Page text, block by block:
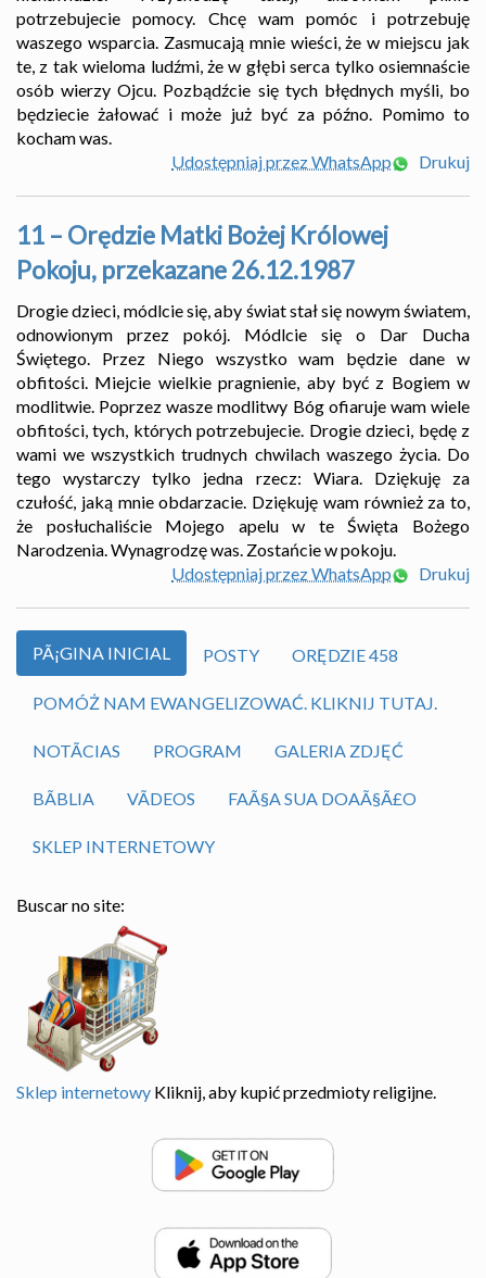
potrzebujecie pomocy. Chcę wam pomóc i potrzebuję
waszego wsparcia. Zasmucają mnie wieści, że w miejscu jak
te, z tak wieloma ludźmi, że w głębi serca tylko osiemnaście
osób wierzy Ojcu. Pozbądźcie się tych błędnych myśli, bo
będziecie żałować i może już być za późno. Pomimo to
kocham was.
Udostępniaj przez WhatsApp
Drukuj
11 – Orędzie Matki Bożej Królowej
Pokoju, przekazane 26.12.1987
Drogie dzieci, módlcie się, aby świat stał się nowym światem,
odnowionym przez pokój. Módlcie się o Dar Ducha
Świętego. Przez Niego wszystko wam będzie dane w
obfitości. Miejcie wielkie pragnienie, aby być z Bogiem w
modlitwie. Poprzez wasze modlitwy Bóg ofiaruje wam wiele
obfitości, tych, których potrzebujecie. Drogie dzieci, będę z
wami we wszystkich trudnych chwilach waszego życia. Do
tego wystarczy tylko jedna rzecz: Wiara. Dziękuję za
czułość, jaką mnie obdarzacie. Dziękuję wam również za to,
że posłuchaliście Mojego apelu w te Święta Bożego
Narodzenia. Wynagrodzę was. Zostańcie w pokoju.
Udostępniaj przez WhatsApp
Drukuj
PÃ¡GINA INICIAL POSTY ORĘDZIE 458
POMÓŻ NAM EWANGELIZOWAĆ. KLIKNIJ TUTAJ.
NOTÃ­CIAS PROGRAM GALERIA ZDJĘĆ
BÃ­BLIA VÃ­DEOS FAÃ§A SUA DOAÃ§Ã£O
SKLEP INTERNETOWY
Buscar no site:
Sklep internetowy Kliknij, aby kupić przedmioty religijne.